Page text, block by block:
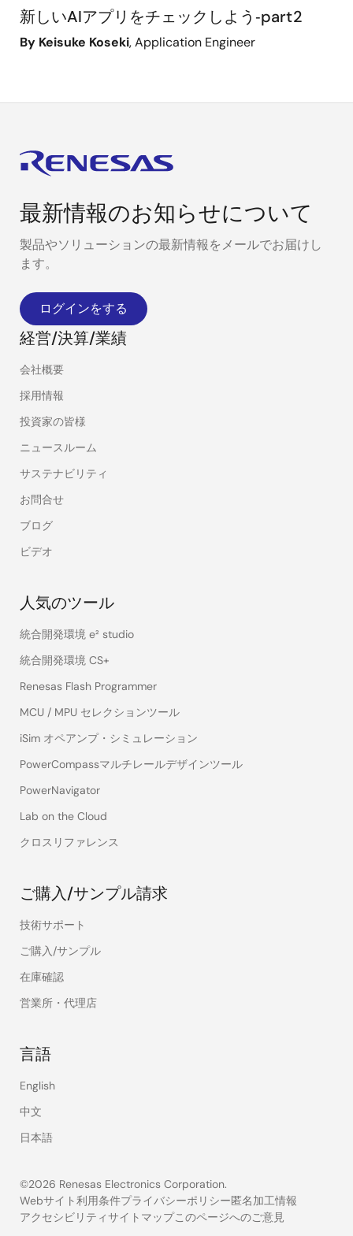
新しいAIアプリをチェックしよう‑part2
By Keisuke Koseki, Application Engineer
最新情報のお知らせについて
製品やソリューションの最新情報をメールでお届けし
ます。
ログインをする
経営/決算/業績
会社概要
採用情報
投資家の皆様
ニュースルーム
サステナビリティ
お問合せ
ブログ
ビデオ
人気のツール
統合開発環境 e² studio
統合開発環境 CS+
Renesas Flash Programmer
MCU / MPU セレクションツール
iSim オペアンプ・シミュレーション
PowerCompassマルチレールデザインツール
PowerNavigator
Lab on the Cloud
クロスリファレンス
ご購入/サンプル請求
技術サポート
ご購入/サンプル
在庫確認
営業所・代理店
言語
English
中文
日本語
©2026 Renesas Electronics Corporation.
Legal
Webサイト利用条件プライバシーポリシー匿名加工情報
アクセシビリティサイトマップこのページへのご意見